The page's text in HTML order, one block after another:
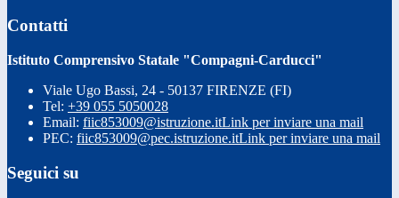
Contatti
Istituto Comprensivo Statale "Compagni-Carducci"
Viale Ugo Bassi, 24 - 50137 FIRENZE (FI)
Tel: +39 055 5050028
Email: fiic853009@istruzione.itLink per inviare una mail
PEC: fiic853009@pec.istruzione.itLink per inviare una mail
Seguici su